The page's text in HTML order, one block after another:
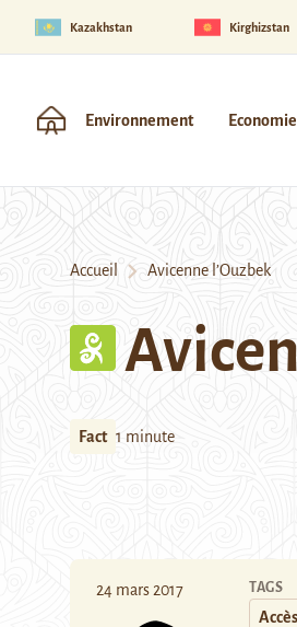
Kazakhstan Kirghizstan
Environnement Economie
Accueil Avicenne l’Ouzbek
Fact 1 minute
24 mars 2017 TAGS